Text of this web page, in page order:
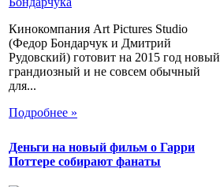
Кинокомпания Art Pictures Studio
(Федор Бондарчук и Дмитрий
Рудовский) готовит на 2015 год новый
грандиозный и не совсем обычный
для...
Подробнее »
Деньги на новый фильм о Гарри
Поттере собирают фанаты